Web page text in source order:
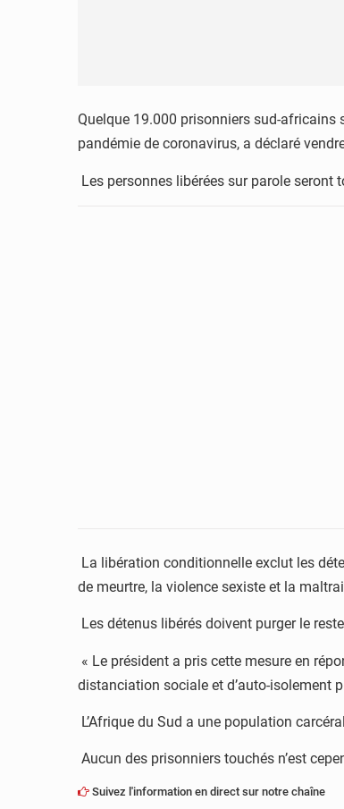
Quelque 19.000 prisonniers sud-africains
pandémie de coronavirus, a déclaré
Les personnes libérées sur parole seront
La libération conditionnelle exclut les
de meurtre, la violence sexiste et la
Les détenus libérés doivent purger le
« Le président a pris cette mesure en
distanciation sociale et d’auto-isolement
L’Afrique du Sud a une population
Aucun des prisonniers touchés n’est
Suivez l'information en direct sur notre chaîne